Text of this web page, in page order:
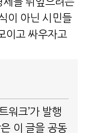
이 아닌 시민들
이고 싸우자고
워크’가 발행
이 글을 공동